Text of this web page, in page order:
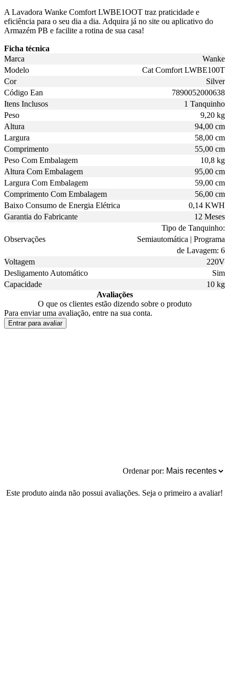
A Lavadora Wanke Comfort LWBE1OOT traz praticidade e
eficiência para o seu dia a dia. Adquira já no site ou aplicativo do
Armazém PB e facilite a rotina de sua casa!
Ficha técnica
Marca
Wanke
Modelo
Cat Comfort LWBE100T
Cor
Silver
Código Ean
7890052000638
Itens Inclusos
1 Tanquinho
Peso
9,20 kg
Altura
94,00 cm
Largura
58,00 cm
Comprimento
55,00 cm
Peso Com Embalagem
10,8 kg
Altura Com Embalagem
95,00 cm
Largura Com Embalagem
59,00 cm
Comprimento Com Embalagem
56,00 cm
Baixo Consumo de Energia Elétrica
0,14 KWH
Garantia do Fabricante
12 Meses
Observações
Tipo de Tanquinho:
Semiautomática | Programa
de Lavagem: 6
Voltagem
220V
Desligamento Automático
Sim
Capacidade
10 kg
Avaliações
O que os clientes estão dizendo sobre o produto
Para enviar uma avaliação, entre na sua conta.
Entrar para avaliar
Ordenar por:
Este produto ainda não possui avaliações. Seja o primeiro a avaliar!